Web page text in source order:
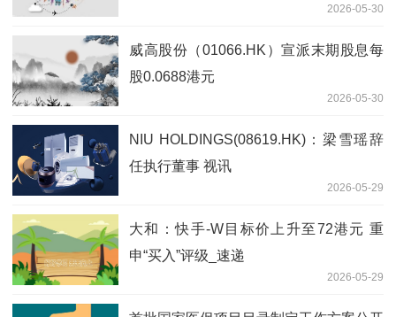
2026-05-30
威高股份（01066.HK）宣派末期股息每
股0.0688港元
2026-05-30
NIU HOLDINGS(08619.HK)：梁雪瑶辞
任执行董事 视讯
2026-05-29
大和：快手-W目标价上升至72港元 重
申“买入”评级_速递
2026-05-29